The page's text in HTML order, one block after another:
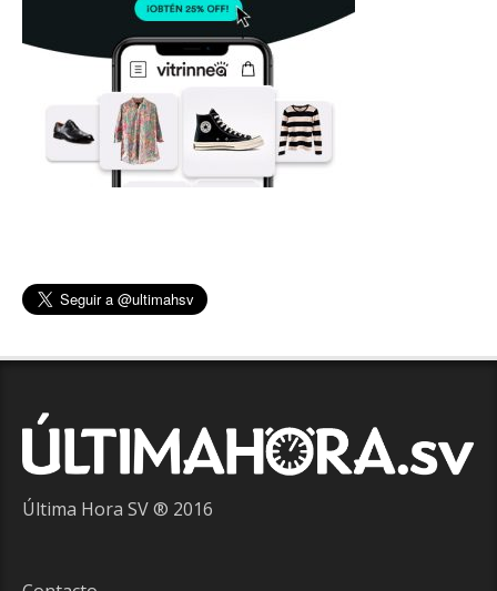
Última Hora SV ® 2016